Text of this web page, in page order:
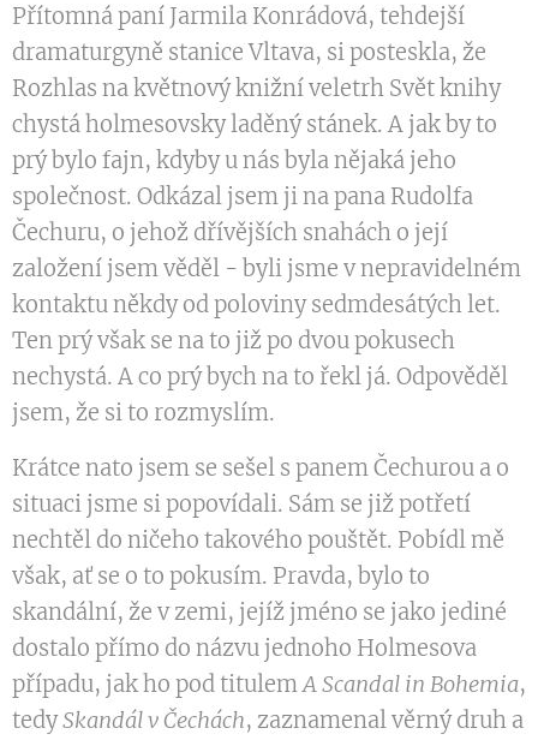
Přítomná paní Jarmila Konrádová, tehdejší
dramaturgyně stanice Vltava, si posteskla, že
Rozhlas na květnový knižní veletrh Svět knihy
chystá holmesovsky laděný stánek. A jak by to
prý bylo fajn, kdyby u nás byla nějaká jeho
společnost. Odkázal jsem ji na pana Rudolfa
Čechuru, o jehož dřívějších snahách o její
založení jsem věděl - byli jsme v nepravidelném
kontaktu někdy od poloviny sedmdesátých let.
Ten prý však se na to již po dvou pokusech
nechystá. A co prý bych na to řekl já. Odpověděl
jsem, že si to rozmyslím.
Krátce nato jsem se sešel s panem Čechurou a o
situaci jsme si popovídali. Sám se již potřetí
nechtěl do ničeho takového pouštět. Pobídl mě
však, ať se o to pokusím. Pravda, bylo to
skandální, že v zemi, jejíž jméno se jako jediné
dostalo přímo do názvu jednoho Holmesova
případu, jak ho pod titulemA Scandal in Bohemia,
tedySkandál v Čechách, zaznamenal věrný druh a